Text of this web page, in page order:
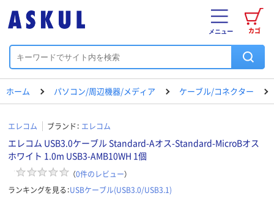
カゴ
メニュー
ホーム パソコン/周辺機器/メディア ケーブル/コネクター
エレコム ブランド： エレコム
エレコム USB3.0ケーブル Standard-Aオス-Standard-MicroBオス
ホワイト 1.0m USB3-AMB10WH 1個
（0件のレビュー）
ランキングを見る：USBケーブル(USB3.0/USB3.1)